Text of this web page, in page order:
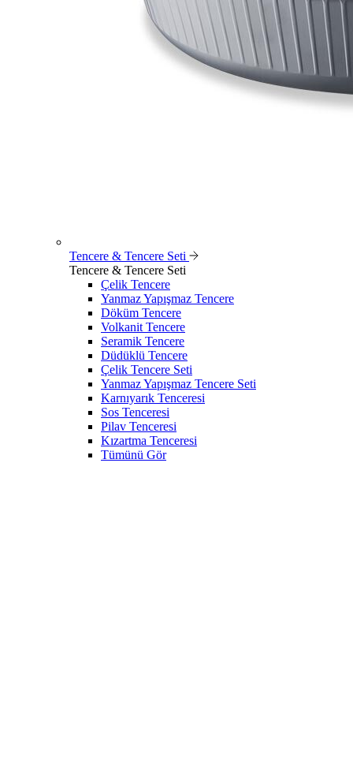
Tencere & Tencere Seti
Tencere & Tencere Seti
Çelik Tencere
Yanmaz Yapışmaz Tencere
Döküm Tencere
Volkanit Tencere
Seramik Tencere
Düdüklü Tencere
Çelik Tencere Seti
Yanmaz Yapışmaz Tencere Seti
Karnıyarık Tenceresi
Sos Tenceresi
Pilav Tenceresi
Kızartma Tenceresi
Tümünü Gör